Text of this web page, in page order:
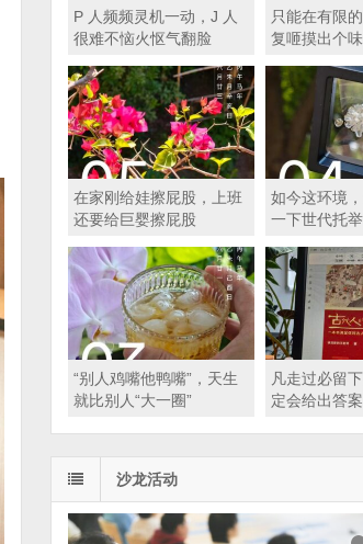
P 人频频灵机一动，J 人
很难不恼火怄气翻脸
只能在有限
复咂摸出个
在家刚给娃擦屁股，上班
还要给巨婴擦屁股
如今这环境
一下世代托
“别人鸡嘴他鸭嘴”，天生
就比别人“大一圈”
凡走过必留
定会给出答案
沙龙活动